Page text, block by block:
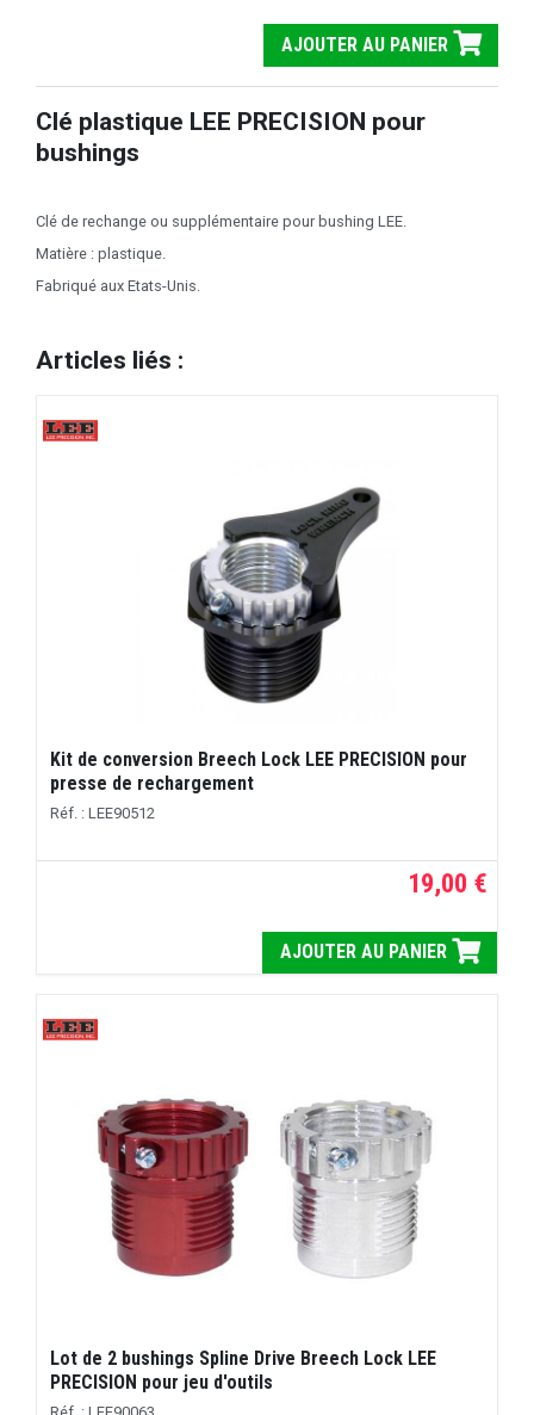
AJOUTER AU PANIER
Clé plastique LEE PRECISION pour
bushings
Clé de rechange ou supplémentaire pour bushing LEE.
Matière : plastique.
Fabriqué aux Etats-Unis.
Articles liés :
Kit de conversion Breech Lock LEE PRECISION pour
presse de rechargement
Réf. : LEE90512
19,00 €
AJOUTER AU PANIER
Lot de 2 bushings Spline Drive Breech Lock LEE
PRECISION pour jeu d'outils